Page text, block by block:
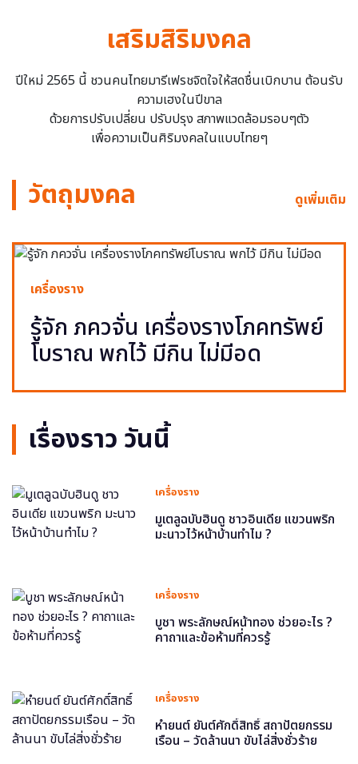
เสริมสิริมงคล
ปีใหม่ 2565 นี้ ชวนคนไทยมารีเฟรชจิตใจให้สดชื่นเบิกบาน ต้อนรับ
ความเฮงในปีขาล
ด้วยการปรับเปลี่ยน ปรับปรุง สภาพแวดล้อมรอบๆตัว
เพื่อความเป็นศิริมงคลในแบบไทยๆ
วัตถุมงคล ดูเพิ่มเติม
เครื่องราง
รู้จัก ภควจั่น เครื่องรางโภคทรัพย์
โบราณ พกไว้ มีกิน ไม่มีอด
เรื่องราว วันนี้
เครื่องราง
มูเตลูฉบับฮินดู ชาวอินเดีย แขวนพริก
มะนาวไว้หน้าบ้านทำไม ?
เครื่องราง
บูชา พระลักษณ์หน้าทอง ช่วยอะไร ?
คาถาและข้อห้ามที่ควรรู้
เครื่องราง
หำยนต์ ยันต์ศักดิ์สิทธิ์ สถาปัตยกรรม
เรือน – วัดล้านนา ขับไล่สิ่งชั่วร้าย